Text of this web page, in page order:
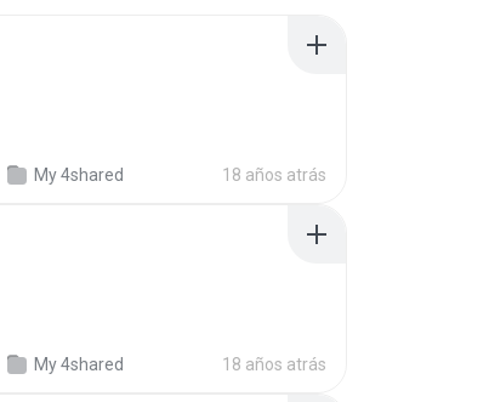
My 4shared 18 años atrás
My 4shared 18 años atrás